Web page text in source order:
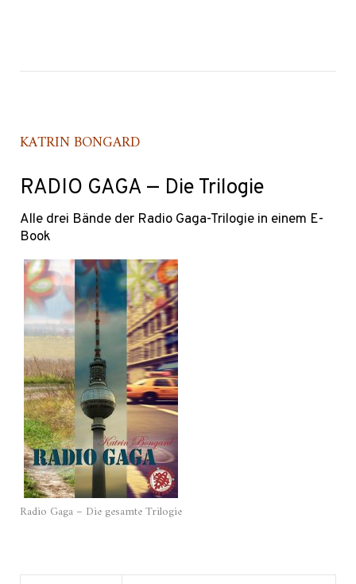
KATRIN BONGARD
RADIO GAGA — Die Trilogie
Alle drei Bände der Radio Gaga-Trilogie in einem E-
Book
Radio Gaga – Die gesamte Trilogie